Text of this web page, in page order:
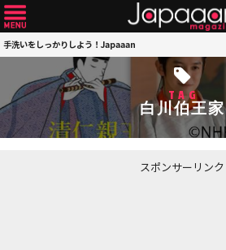
手洗いをしっかりしよう！Japaaan
TAG
白川伯王家
スポンサーリンク